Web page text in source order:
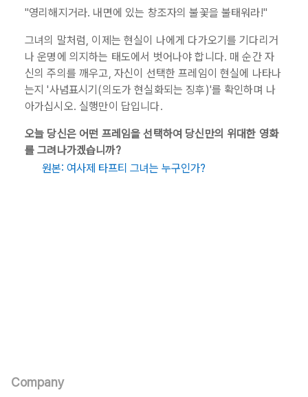
"영리해지거라. 내면에 있는 창조자의 불꽃을 불태워라!"
그녀의 말처럼, 이제는 현실이 나에게 다가오기를 기다리거
나 운명에 의지하는 태도에서 벗어나야 합니다. 매 순간 자
신의 주의를 깨우고, 자신이 선택한 프레임이 현실에 나타나
는지 '사념표시기(의도가 현실화되는 징후)'를 확인하며 나
아가십시오. 실행만이 답입니다.
오늘 당신은 어떤 프레임을 선택하여 당신만의 위대한 영화
를 그려나가겠습니까?
원본: 여사제 타프티 그녀는 누구인가?
Company